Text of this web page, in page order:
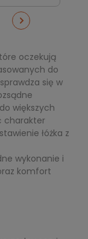
oczekują
do
się w
większych
charakter
łóżka z
wykonanie i
komfort